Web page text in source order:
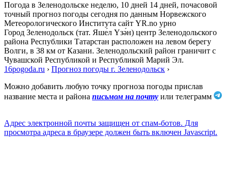
Погода в Зеленодольске неделю, 10 дней 14 дней, почасовой
точный прогноз погоды сегодня по данным Норвежского
Метеорологического Института сайт YR.no урно
Город Зеленодольск (тат. Яше́л Үзә́н) центр Зеленодольского
района Республики Татарстан расположен на левом берегу
Волги, в 38 км от Казани. Зеленодольский район граничит с
Чувашской Республикой и Республикой Марий Эл.
16pogoda.ru › Прогноз погоды г. Зеленодольск ›
Можно добавить любую точку прогноза погоды прислав
название места и района письмом на почту или телеграмм
Адрес электронной почты защищен от спам-ботов. Для
просмотра адреса в браузере должен быть включен Javascript.